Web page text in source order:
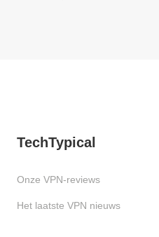
TechTypical
Onze VPN-reviews
Het laatste VPN nieuws